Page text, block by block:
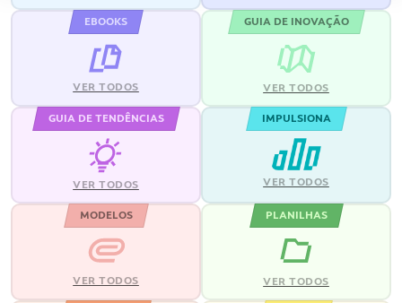
EBOOKS
VER TODOS
GUIA DE INOVAÇÃO
VER TODOS
GUIA DE TENDÊNCIAS
VER TODOS
IMPULSIONA
VER TODOS
MODELOS
VER TODOS
PLANILHAS
VER TODOS